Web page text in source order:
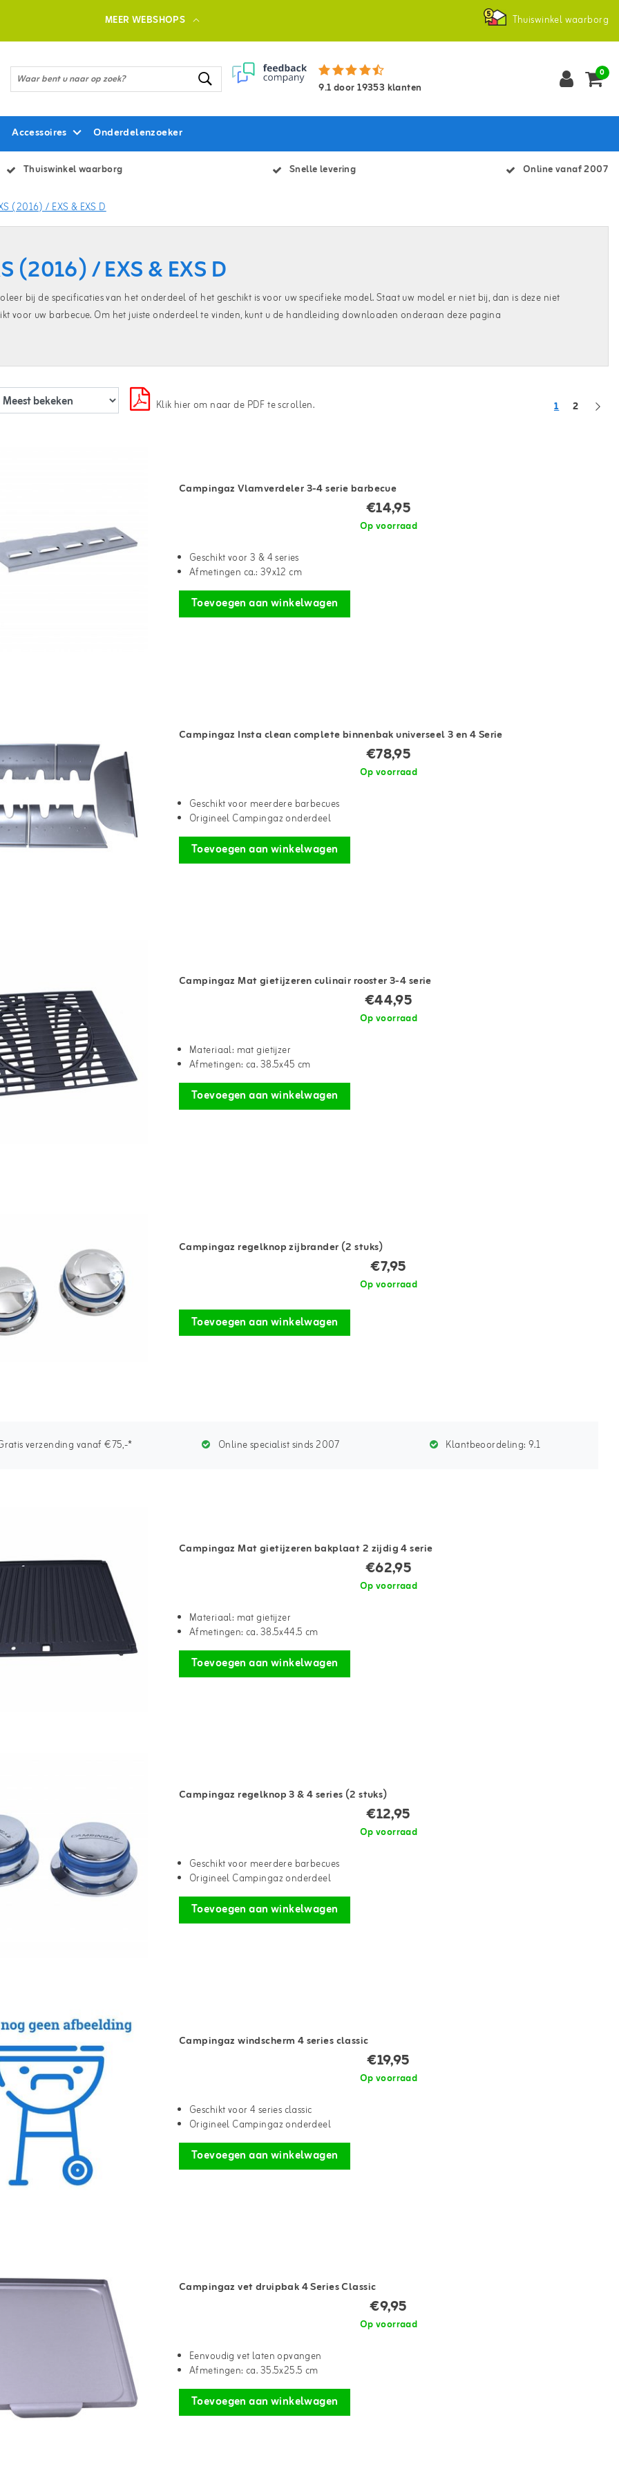
MEER WEBSHOPS Thuiswinkel waarborg
9.1door19353 klanten
0
Accessoires Onderdelenzoeker
Thuiswinkel waarborg Snelle levering Online vanaf 2007
(2016) / EXS & EXS D
(2016) / EXS & EXS D
bij de specificaties van het onderdeel of het geschikt is voor uw specifieke model. Staat uw model er niet bij, dan is deze niet
voor uw barbecue. Om het juiste onderdeel te vinden, kunt u de handleiding downloaden onderaan deze pagina
Klik hier om naar de PDF te scrollen. 1 2
Campingaz Vlamverdeler 3-4 serie barbecue
€14,95
Op voorraad
Geschikt voor 3 & 4 series
Afmetingen ca.: 39x12 cm
Toevoegen aan winkelwagen
Campingaz Insta clean complete binnenbak universeel 3 en 4 Serie
€78,95
Op voorraad
Geschikt voor meerdere barbecues
Origineel Campingaz onderdeel
Toevoegen aan winkelwagen
Campingaz Mat gietijzeren culinair rooster 3-4 serie
€44,95
Op voorraad
Materiaal: mat gietijzer
Afmetingen: ca. 38.5x45 cm
Toevoegen aan winkelwagen
Campingaz regelknop zijbrander (2 stuks)
€7,95
Op voorraad
Toevoegen aan winkelwagen
verzending vanaf €75,-* Online specialist sinds 2007 Klantbeoordeling:9.1
Campingaz Mat gietijzeren bakplaat 2 zijdig 4 serie
€62,95
Op voorraad
Materiaal: mat gietijzer
Afmetingen: ca. 38.5x44.5 cm
Toevoegen aan winkelwagen
Campingaz regelknop 3 & 4 series (2 stuks)
€12,95
Op voorraad
Geschikt voor meerdere barbecues
Origineel Campingaz onderdeel
Toevoegen aan winkelwagen
Campingaz windscherm 4 series classic
€19,95
Op voorraad
Geschikt voor 4 series classic
Origineel Campingaz onderdeel
Toevoegen aan winkelwagen
Campingaz vet druipbak 4 Series Classic
€9,95
Op voorraad
Eenvoudig vet laten opvangen
Afmetingen: ca. 35.5x25.5 cm
Toevoegen aan winkelwagen